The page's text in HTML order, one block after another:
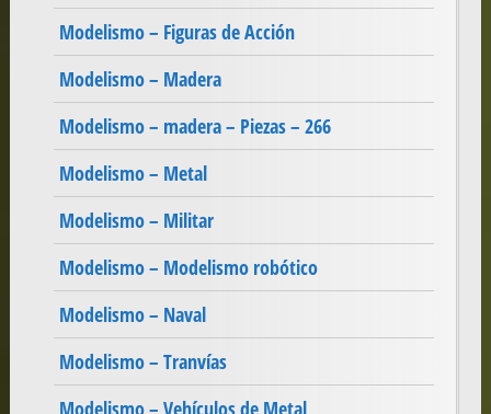
Modelismo – Figuras de Acción
Modelismo – Madera
Modelismo – madera – Piezas – 266
Modelismo – Metal
Modelismo – Militar
Modelismo – Modelismo robótico
Modelismo – Naval
Modelismo – Tranvías